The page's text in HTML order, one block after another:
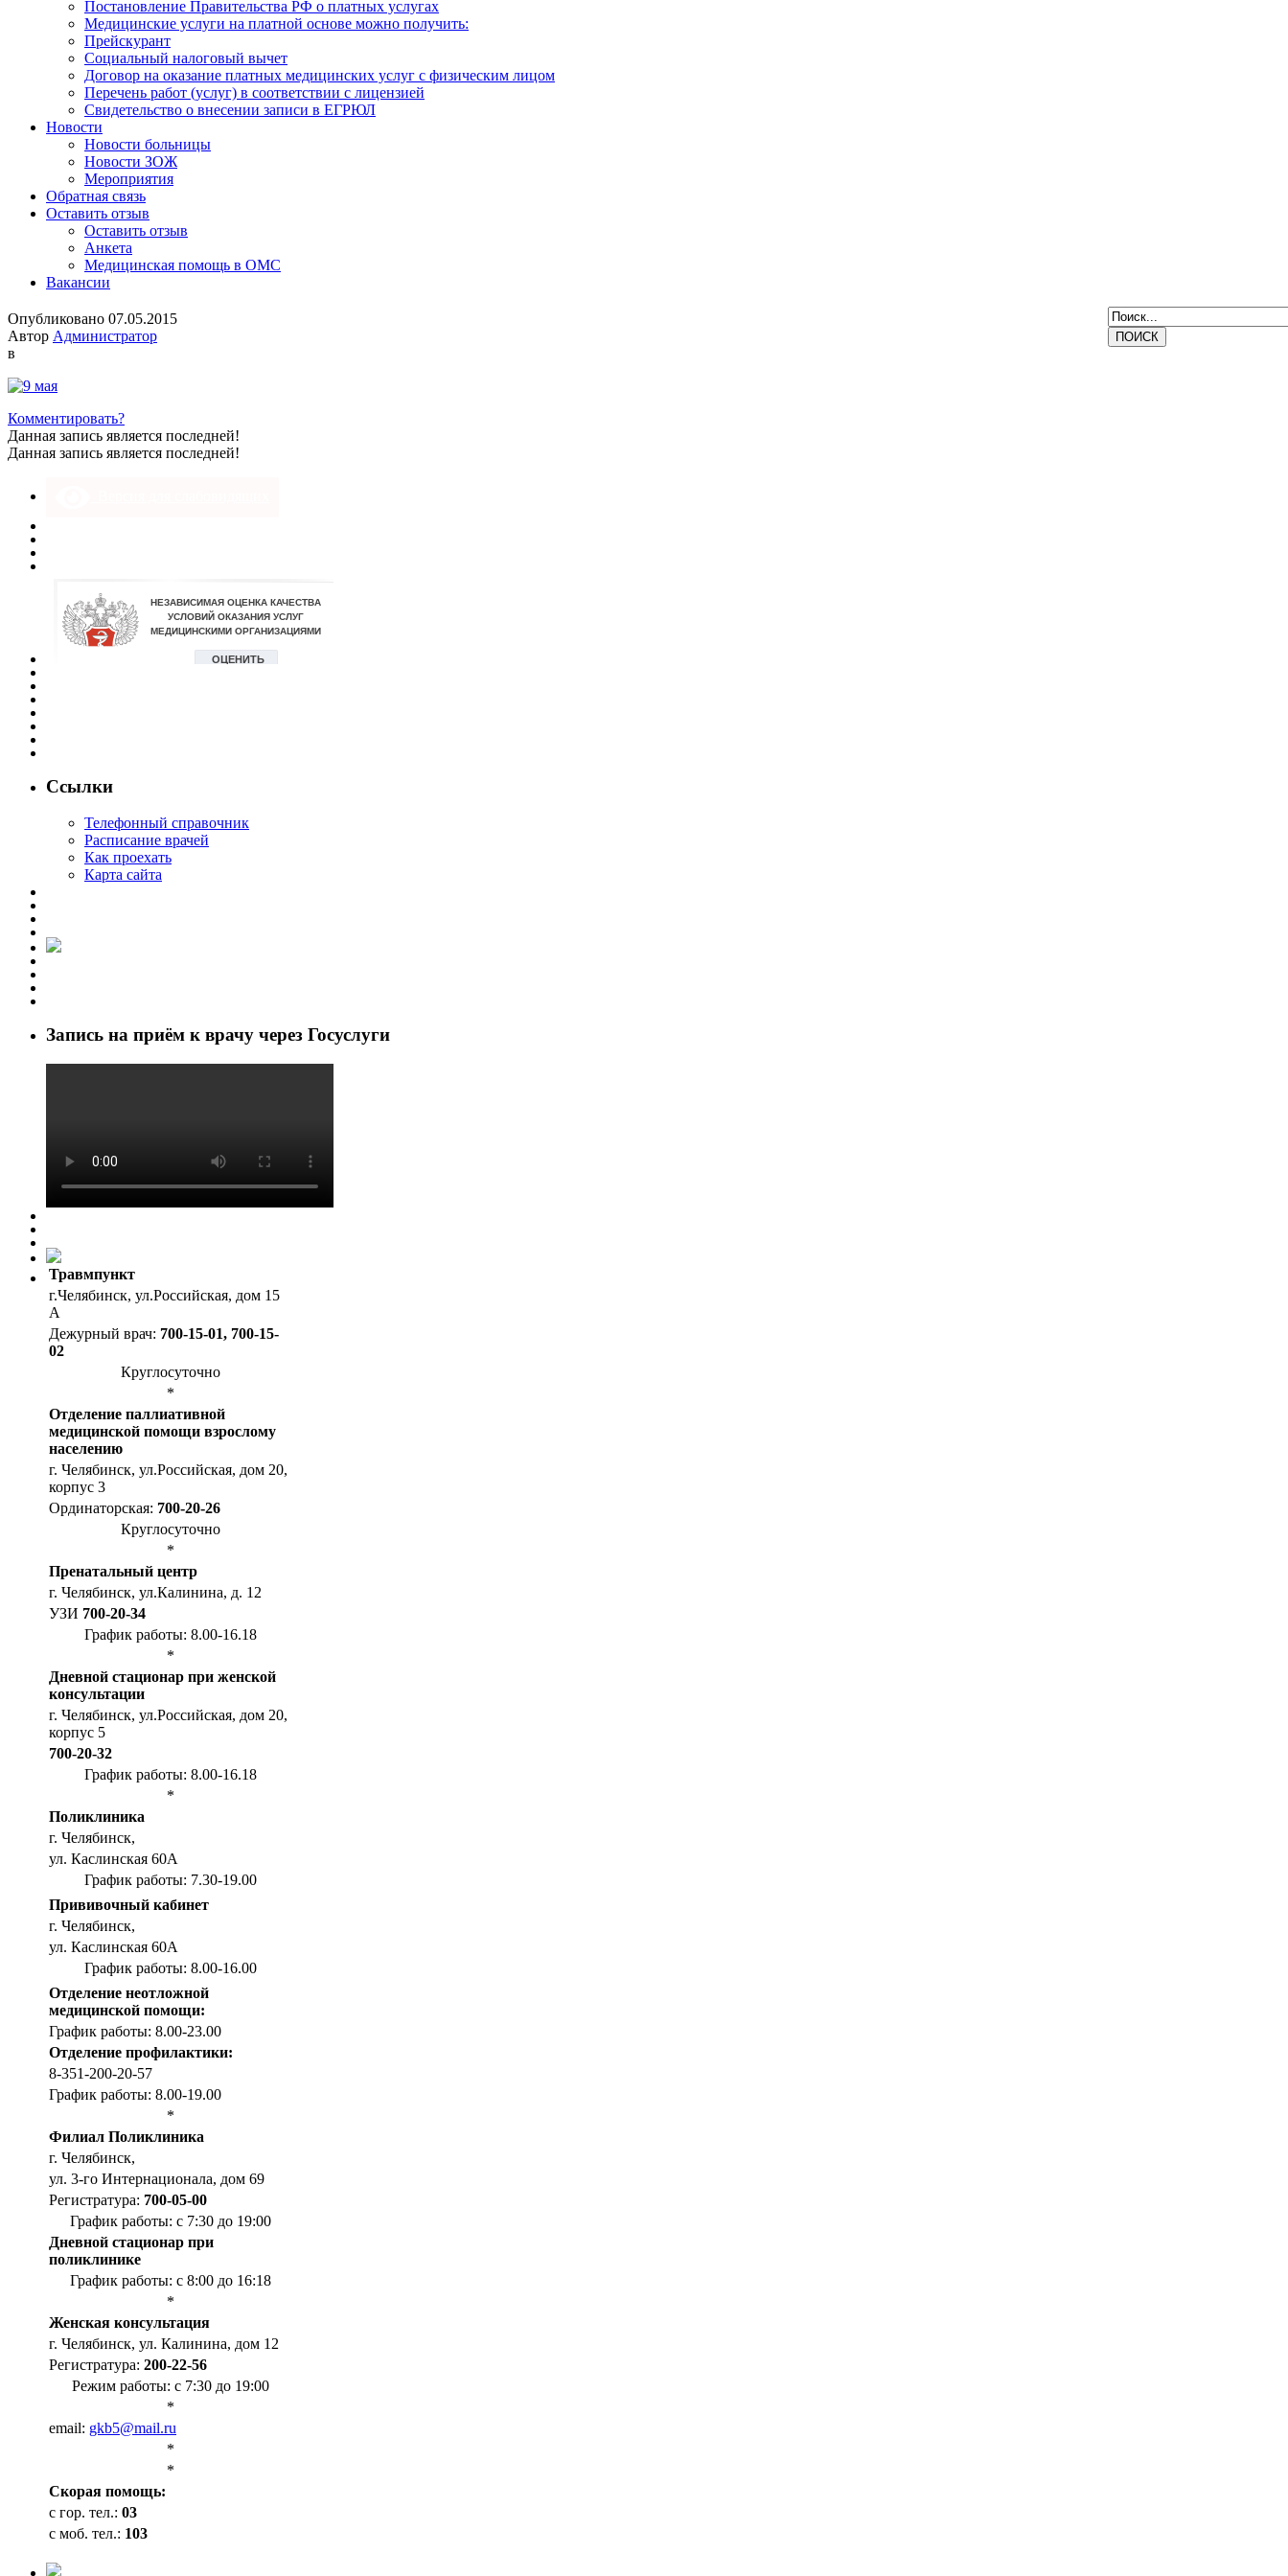
Постановление Правительства РФ о платных услугах
Медицинские услуги на платной основе можно получить:
Прейскурант
Социальный налоговый вычет
Договор на оказание платных медицинских услуг с физическим лицом
Перечень работ (услуг) в соответствии с лицензией
Свидетельство о внесении записи в ЕГРЮЛ
Новости
Новости больницы
Новости ЗОЖ
Мероприятия
Обратная связь
Оставить отзыв
Оставить отзыв
Анкета
Медицинская помощь в ОМС
Вакансии
Опубликовано 07.05.2015
Автор Администратор
в
Комментировать?
Данная запись является последней!
Данная запись является последней!
Ссылки
Телефонный справочник
Расписание врачей
Как проехать
Карта сайта
Запись на приём к врачу через Госуслуги
Травмпункт
г.Челябинск, ул.Российская, дом 15
А
Дежурный врач: 700-15-01, 700-15-
02
Круглосуточно
*
Отделение паллиативной
медицинской помощи взрослому
населению
г. Челябинск, ул.Российская, дом 20,
корпус 3
Ординаторская: 700-20-26
Круглосуточно
*
Пренатальный центр
г. Челябинск, ул.Калинина, д. 12
УЗИ 700-20-34
График работы: 8.00-16.18
*
Дневной стационар при женской
консультации
г. Челябинск, ул.Российская, дом 20,
корпус 5
700-20-32
График работы: 8.00-16.18
*
Поликлиника
г. Челябинск,
ул. Каслинская 60А
График работы: 7.30-19.00
Прививочный кабинет
г. Челябинск,
ул. Каслинская 60А
График работы: 8.00-16.00
Отделение неотложной
медицинской помощи:
График работы: 8.00-23.00
Отделение профилактики:
8-351-200-20-57
График работы: 8.00-19.00
*
Филиал Поликлиника
г. Челябинск,
ул. 3-го Интернационала, дом 69
Регистратура: 700-05-00
График работы: с 7:30 до 19:00
Дневной стационар при
поликлинике
График работы: с 8:00 до 16:18
*
Женская консультация
г. Челябинск, ул. Калинина, дом 12
Регистратура: 200-22-56
Режим работы: с 7:30 до 19:00
*
email: gkb5@mail.ru
*
*
Cкорая помощь:
с гор. тел.: 03
с моб. тел.: 103